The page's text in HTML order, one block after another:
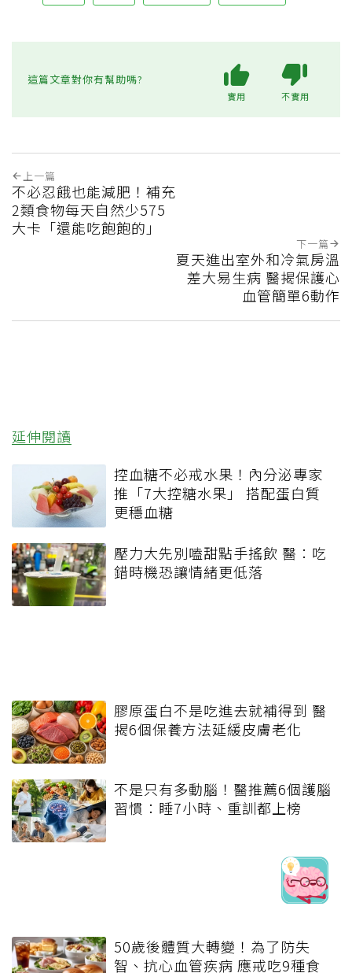
這篇文章對你有幫助嗎?
實用 不實用
上一篇
不必忍餓也能減肥！補充
2類食物每天自然少575
大卡「還能吃飽飽的」
下一篇
夏天進出室外和冷氣房溫
差大易生病 醫揭保護心
血管簡單6動作
延伸閱讀
控血糖不必戒水果！內分泌專家
推「7大控糖水果」 搭配蛋白質
更穩血糖
壓力大先別嗑甜點手搖飲 醫：吃
錯時機恐讓情緒更低落
膠原蛋白不是吃進去就補得到 醫
揭6個保養方法延緩皮膚老化
不是只有多動腦！醫推薦6個護腦
習慣：睡7小時、重訓都上榜
50歲後體質大轉變！為了防失
智、抗心血管疾病 應戒吃9種食